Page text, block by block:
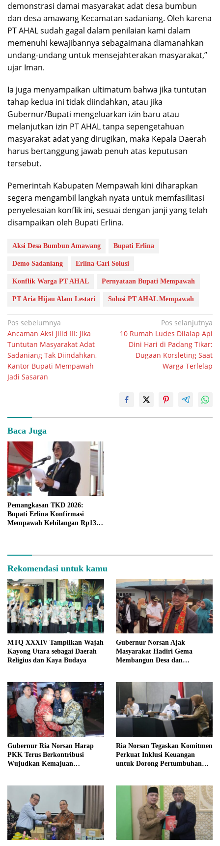
demonstrasi damai masyarakat adat desa bumbun
dan desa amawang Kecamatan sadaniang. Oleh karena
PT AHAL sudah gagal dalam penilaian kami dalam
memenuhi kewajibannya sebagaimana diamanahkan
undang-undang untuk mensejahterakan masyarakat,”
ujar Iman.
Ia juga menyampaikan ultimatum bahwa jika tuntutan
tahap kedua ini tidak diindahkan, atau jika
Gubernur/Bupati mengeluarkan izin baru atau
melanjutkan izin PT AHAL tanpa sepengetahuan
masyarakat adat yang dirugikan, maka Kepala Daerah
harus bertanggung jawab penuh atas keputusan
tersebut.
Pemerintah Kabupaten Mempawah kini diharapkan
segera mengambil langkah nyata untuk memfasilitasi
penyelesaian konflik ini, sesuai dengan janji yang telah
disampaikan oleh Bupati Erlina.
Aksi Desa Bumbun Amawang Bupati Erlina
Demo Sadaniang Erlina Cari Solusi
Konflik Warga PT AHAL Pernyataan Bupati Mempawah
PT Aria Hijau Alam Lestari Solusi PT AHAL Mempawah
Navigasi
pos
Pos sebelumnya
Ancaman Aksi Jilid III: Jika
Tuntutan Masyarakat Adat
Sadaniang Tak Diindahkan,
Kantor Bupati Mempawah
Jadi Sasaran
Pos selanjutnya
10 Rumah Ludes Dilalap Api
Dini Hari di Padang Tikar:
Dugaan Korsleting Saat
Warga Terlelap
Baca Juga
Pemangkasan TKD 2026:
Bupati Erlina Konfirmasi
Mempawah Kehilangan Rp137
Rekomendasi untuk kamu
MTQ XXXIV Tampilkan Wajah
Kayong Utara sebagai Daerah
Religius dan Kaya Budaya
Gubernur Norsan Ajak
Masyarakat Hadiri Gema
Membangun Desa dan
Gubernur Ria Norsan Harap
PKK Terus Berkontribusi
Wujudkan Kemajuan
Ria Norsan Tegaskan Komitmen
Perkuat Inklusi Keuangan
untuk Dorong Pertumbuhan